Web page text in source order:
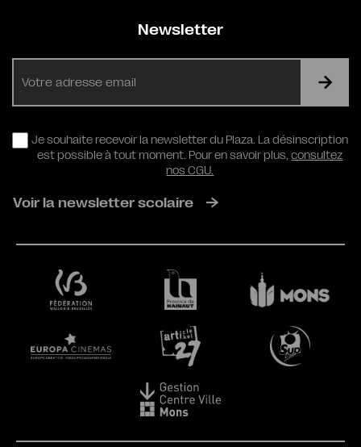
Newsletter
RGPD
Je souhaite recevoir la newsletter du Plaza. La désinscription
est possible à tout moment. Pour en savoir plus,consultez
nos CGU.
Voir la newsletter scolaire